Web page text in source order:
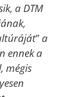
a DTM
”a
ennek a
mégis